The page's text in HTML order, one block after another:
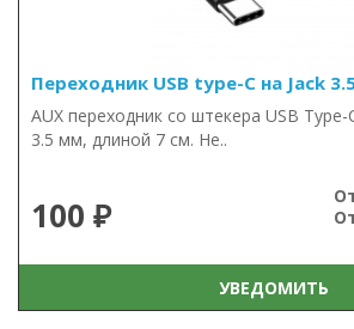
Переходник USB type-C на Jack
AUX переходник со штекера USB Type-
3.5 мм, длиной 7 см. Не..
100 ₽
УВЕДОМИТЬ